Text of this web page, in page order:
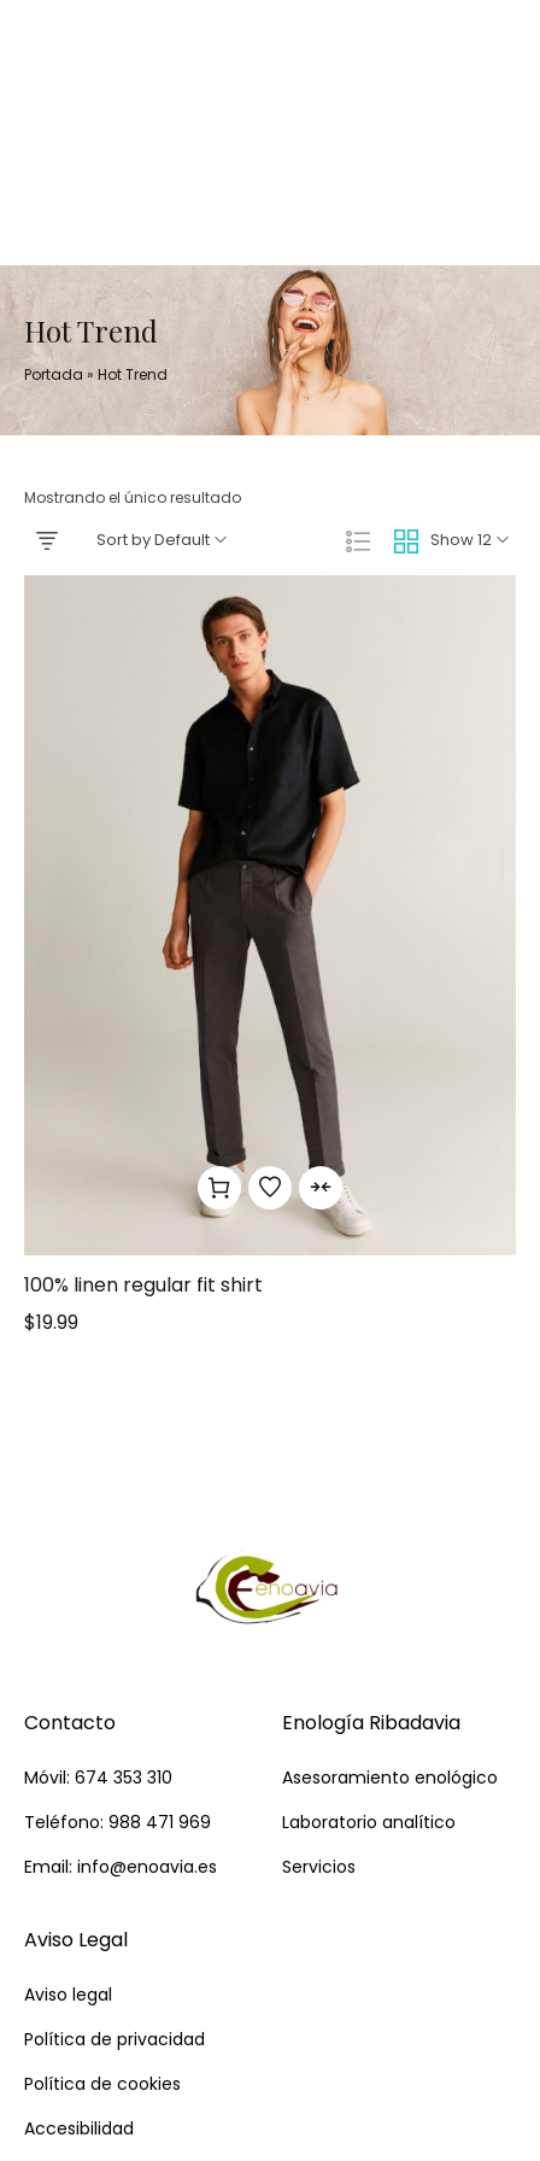
Hot Trend
Portada » Hot Trend
Mostrando el único resultado
Show 12
Sort by Default
100% linen regular fit shirt
$19.99
Contacto
Móvil: 674 353 310
Teléfono: 988 471 969
Email: info@enoavia.es
Enología Ribadavia
Asesoramiento enológico
Laboratorio analítico
Servicios
Aviso Legal
Aviso legal
Política de privacidad
Política de cookies
Accesibilidad